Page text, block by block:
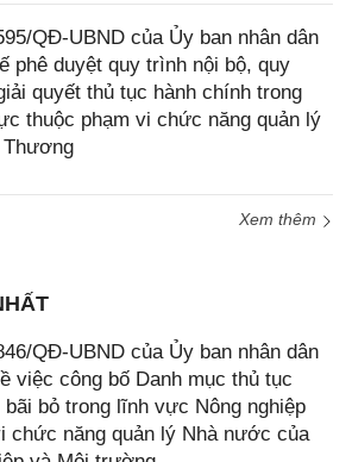
QĐ-UBND của Ủy ban nhân dân
phê duyệt quy trình nội bộ, quy
quyết thủ tục hành chính trong
thuộc phạm vi chức năng quản lý
Xem thêm
QĐ-UBND của Ủy ban nhân dân
việc công bố Danh mục thủ tục
bãi bỏ trong lĩnh vực Nông nghiệp
chức năng quản lý Nhà nước của